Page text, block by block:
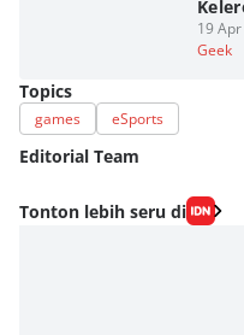
19
Geek
Topics
games eSports
Editorial Team
Editor
Tonton lebih seru di